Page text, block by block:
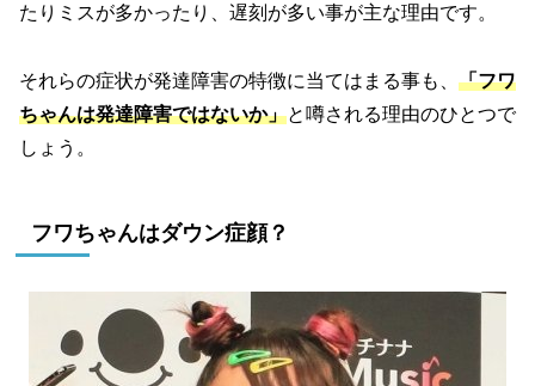
たりミスが多かったり、遅刻が多い事が主な理由です。
それらの症状が発達障害の特徴に当てはまる事も、 「フワ
ちゃんは発達障害ではないか」と噂される理由のひとつで
しょう。
フワちゃんはダウン症顔？